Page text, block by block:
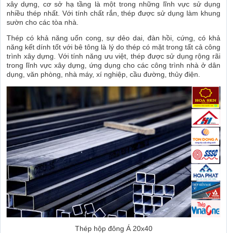
xây dựng, cơ sở hạ tầng là một trong những lĩnh vực sử dụng
nhiều thép nhất. Với tính chất rắn, thép được sử dụng làm khung
sườn cho các tòa nhà.
Thép có khả năng uốn cong, sự dẻo dai, đàn hồi, cứng, có khả
năng kết dính tốt với bê tông là lý do thép có mặt trong tất cả công
trình xây dựng. Với tính năng ưu việt, thép được sử dụng rộng rãi
trong lĩnh vực xây dựng, ứng dụng cho các công trình nhà ở dân
dụng, văn phòng, nhà máy, xí nghiệp, cầu đường, thủy điện.
Thép hộp đông Á 20x40